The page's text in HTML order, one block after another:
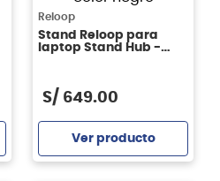
Reloop
Stand Reloop para
laptop Stand Hub -
S/ 649.00
Ver producto